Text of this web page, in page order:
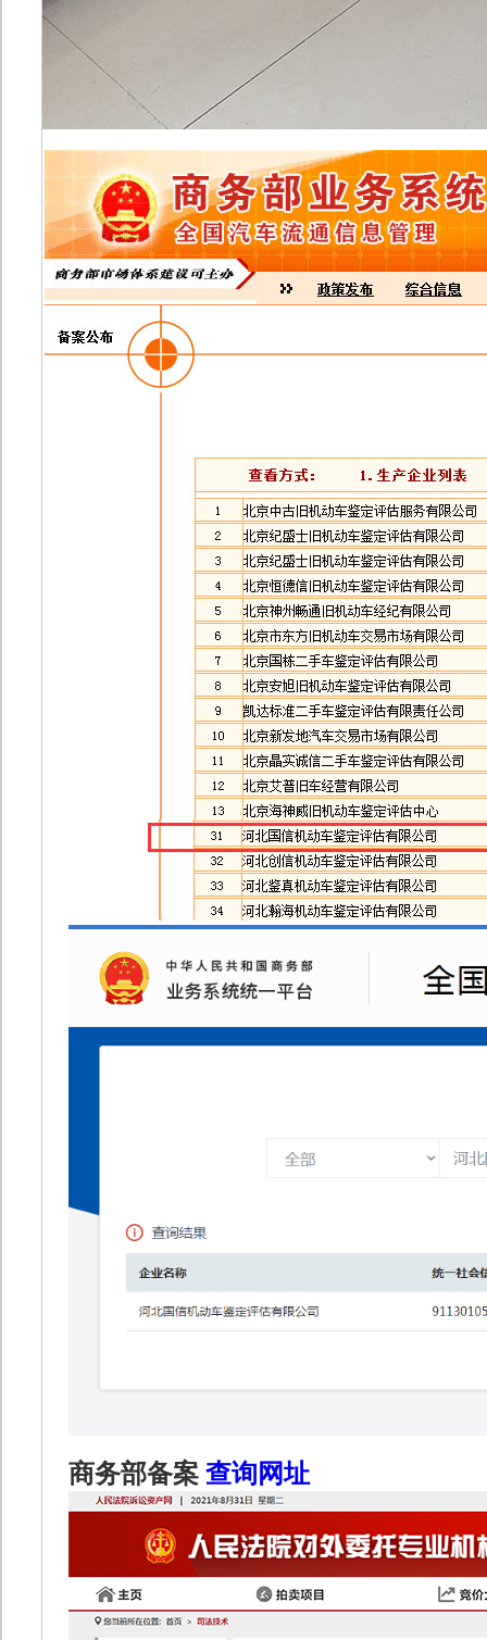
商务部备案 查询网址